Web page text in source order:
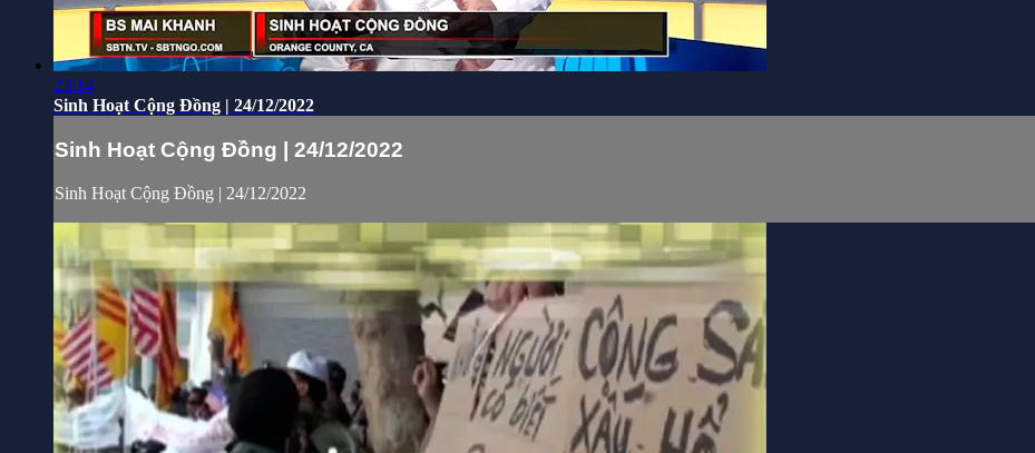
23:14
Sinh Hoạt Cộng Đồng | 24/12/2022
Sinh Hoạt Cộng Đồng | 24/12/2022
Sinh Hoạt Cộng Đồng | 24/12/2022